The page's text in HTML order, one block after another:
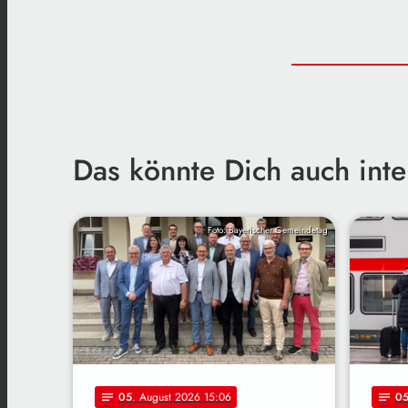
Das könnte Dich auch
Foto: Bayerischer Gemeindetag
notes 05. August 2026 15:06 notes 05